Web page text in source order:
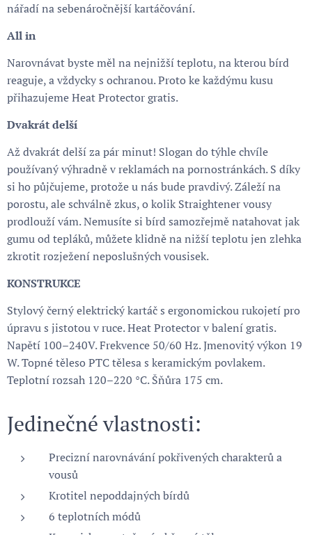
nářadí na sebenáročnější kartáčování.
All in
Narovnávat byste měl na nejnižší teplotu, na kterou bírd
reaguje, a vždycky s ochranou. Proto ke každýmu kusu
přihazujeme Heat Protector gratis.
Dvakrát delší
Až dvakrát delší za pár minut! Slogan do týhle chvíle
používaný výhradně v reklamách na pornostránkách. S díky
si ho půjčujeme, protože u nás bude pravdivý. Záleží na
porostu, ale schválně zkus, o kolik Straightener vousy
prodlouží vám. Nemusíte si bírd samozřejmě natahovat jak
gumu od tepláků, můžete klidně na nižší teplotu jen zlehka
zkrotit rozježení neposlušných vousisek.
KONSTRUKCE
Stylový černý elektrický kartáč s ergonomickou rukojetí pro
úpravu s jistotou v ruce. Heat Protector v balení gratis.
Napětí 100–240V. Frekvence 50/60 Hz. Jmenovitý výkon 19
W. Topné těleso PTC tělesa s keramickým povlakem.
Teplotní rozsah 120–220 °C. Šňůra 175 cm.
Jedinečné vlastnosti:
Precizní narovnávání pokřivených charakterů a
vousů
Krotitel nepoddajných bírdů
6 teplotních módů